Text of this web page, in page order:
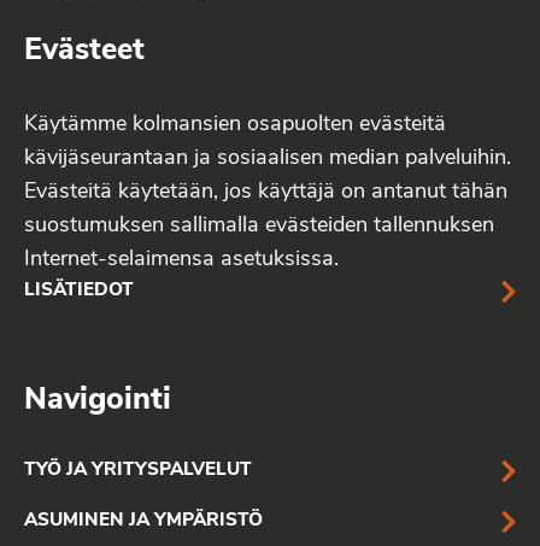
Evästeet
Käytämme kolmansien osapuolten evästeitä
kävijäseurantaan ja sosiaalisen median palveluihin.
Evästeitä käytetään, jos käyttäjä on antanut tähän
suostumuksen sallimalla evästeiden tallennuksen
Internet-selaimensa asetuksissa.
LISÄTIEDOT
Navigointi
TYÖ JA YRITYSPALVELUT
ASUMINEN JA YMPÄRISTÖ